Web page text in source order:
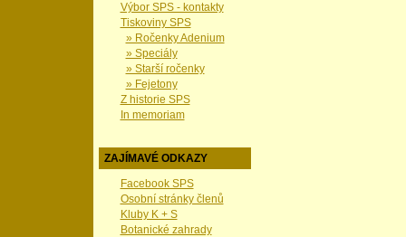
Výbor SPS - kontakty
Tiskoviny SPS
» Ročenky Adenium
» Speciály
» Starší ročenky
» Fejetony
Z historie SPS
In memoriam
ZAJÍMAVÉ ODKAZY
Facebook SPS
Osobní stránky členů
Kluby K + S
Botanické zahrady